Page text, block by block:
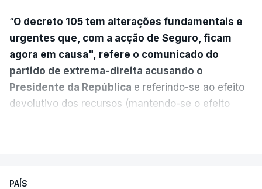
“O decreto 105 tem alterações fundamentais e
urgentes que, com a acção de Seguro, ficam
agora em causa", refere o comunicado do
partido de extrema-direita acusando o
Presidente da República e referindo-se ao efeito
devolutivo dos recursos (mantendo-se o efeito
quanto à possibilidade de expulsar do país
PAÍS